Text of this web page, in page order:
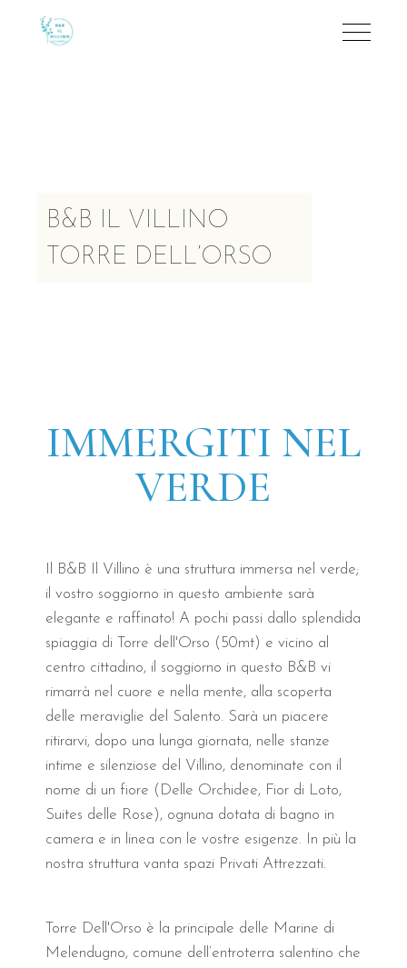
B&B IL VILLINO
TORRE DELL’ORSO
IMMERGITI NEL
VERDE
Il B&B Il Villino Torre Dell'Orso è un rifugio
B&B Il Villino Torre Dell'Orso a
Valutazione di 9.5/10 su Booking.com basata su
Distanza dalla spiaggia: 50 metri, percorribili in
Colazione d'autore presso Bar Dentoni
Ambienti in stile modernoprogettati per
Dotato di tutti i comfortinclusa connessione Wi-
Quali sono le tipologie di
La struttura vanta un punteggio di 9.5/10 su
Il B&B Il Villino è una struttura immersa nel verde;
il vostro soggiorno in questo ambiente sarà
elegante e raffinato! A pochi passi dallo splendida
spiaggia di Torre dell'Orso (50mt) e vicino al
centro cittadino, il soggiorno in questo B&B vi
rimarrà nel cuore e nella mente, alla scoperta
delle meraviglie del Salento. Sarà un piacere
ritirarvi, dopo una lunga giornata, nelle stanze
intime e silenziose del Villino, denominate con il
nome di un fiore (Delle Orchidee, Fior di Loto,
Suites delle Rose), ognuna dotata di bagno in
camera e in linea con le vostre esigenze. In più la
nostra struttura vanta spazi Privati Attrezzati.
Torre Dell'Orso è la principale delle Marine di
Melendugno, comune dell’entroterra salentino che